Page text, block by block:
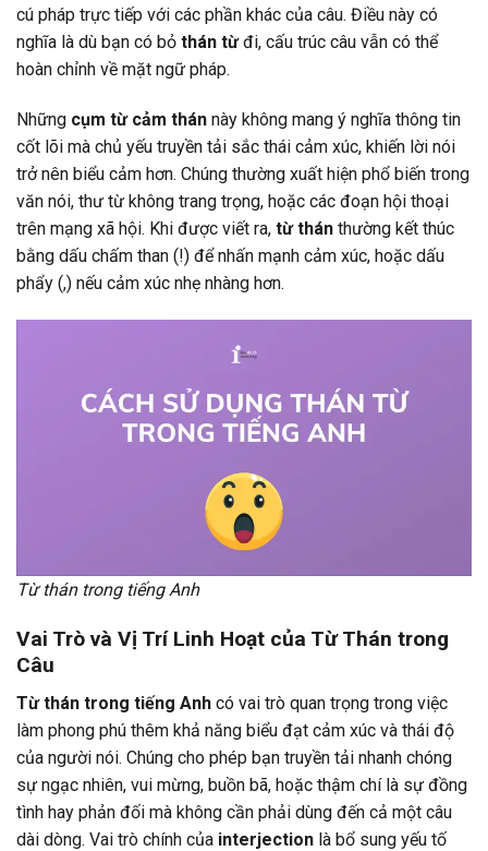
cú pháp trực tiếp với các phần khác của câu. Điều này có
nghĩa là dù bạn có bỏ thán từđi, cấu trúc câu vẫn có thể
hoàn chỉnh về mặt ngữ pháp.
Những cụm từ cảm thán này không mang ý nghĩa thông tin
cốt lõi mà chủ yếu truyền tải sắc thái cảm xúc, khiến lời nói
trở nên biểu cảm hơn. Chúng thường xuất hiện phổ biến trong
văn nói, thư từ không trang trọng, hoặc các đoạn hội thoại
trên mạng xã hội. Khi được viết ra, từ thán thường kết thúc
bằng dấu chấm than (!) để nhấn mạnh cảm xúc, hoặc dấu
phẩy (,) nếu cảm xúc nhẹ nhàng hơn.
Từ thán trong tiếng Anh
Vai Trò và Vị Trí Linh Hoạt của Từ Thán trong
Câu
Từ thán trong tiếng Anh có vai trò quan trọng trong việc
làm phong phú thêm khả năng biểu đạt cảm xúc và thái độ
của người nói. Chúng cho phép bạn truyền tải nhanh chóng
sự ngạc nhiên, vui mừng, buồn bã, hoặc thậm chí là sự đồng
tình hay phản đối mà không cần phải dùng đến cả một câu
dài dòng. Vai trò chính của interjection là bổ sung yếu tố